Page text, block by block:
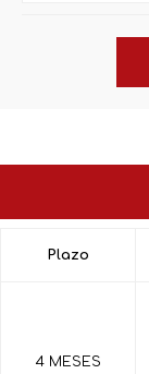
Plazo
4 MESES